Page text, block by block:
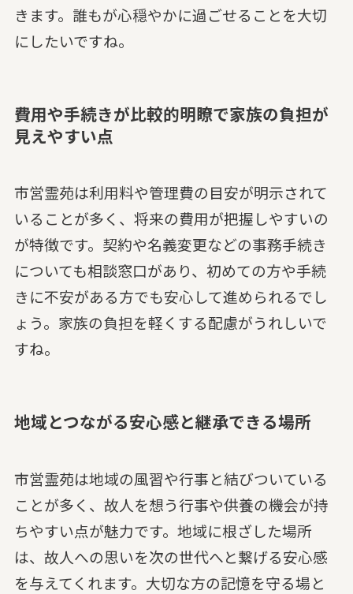
きます。誰もが心穏やかに過ごせることを大切
にしたいですね。
費用や手続きが比較的明瞭で家族の負担が
見えやすい点
市営霊苑は利用料や管理費の目安が明示されて
いることが多く、将来の費用が把握しやすいの
が特徴です。契約や名義変更などの事務手続き
についても相談窓口があり、初めての方や手続
きに不安がある方でも安心して進められるでし
ょう。家族の負担を軽くする配慮がうれしいで
すね。
地域とつながる安心感と継承できる場所
市営霊苑は地域の風習や行事と結びついている
ことが多く、故人を想う行事や供養の機会が持
ちやすい点が魅力です。地域に根ざした場所
は、故人への思いを次の世代へと繋げる安心感
を与えてくれます。大切な方の記憶を守る場と